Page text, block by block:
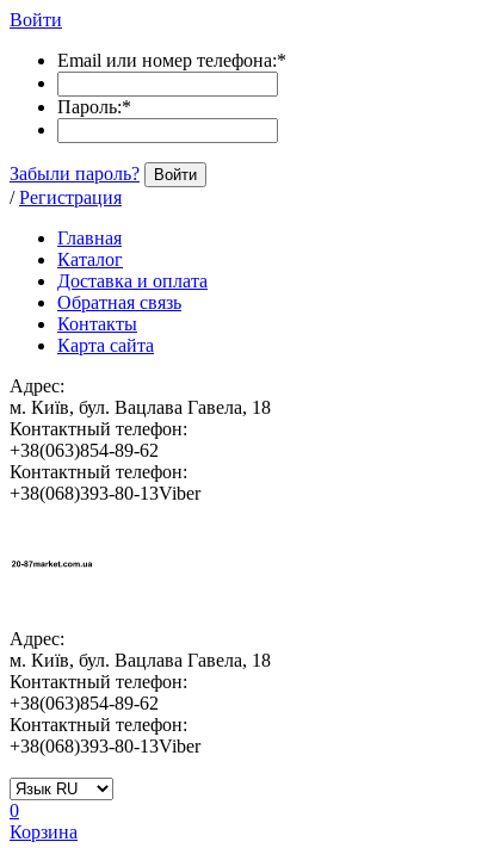
Войти
Email или номер телефона:*
Пароль:*
Забыли пароль? Войти
/ Регистрация
Главная
Каталог
Доставка и оплата
Обратная связь
Контакты
Карта сайта
Адрес:
м. Київ, бул. Вацлава Гавела, 18
Контактный телефон:
+38(063)854-89-62
Контактный телефон:
+38(068)393-80-13Viber
Адрес:
м. Київ, бул. Вацлава Гавела, 18
Контактный телефон:
+38(063)854-89-62
Контактный телефон:
+38(068)393-80-13Viber
0
Корзина